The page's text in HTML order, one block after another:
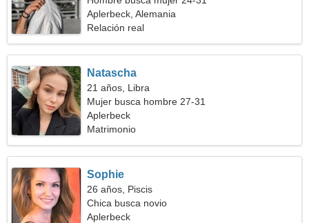
Aplerbeck, Alemania
Relación real
Natascha
21 años, Libra
Mujer busca hombre 27-31
Aplerbeck
Matrimonio
Sophie
26 años, Piscis
Chica busca novio
Aplerbeck